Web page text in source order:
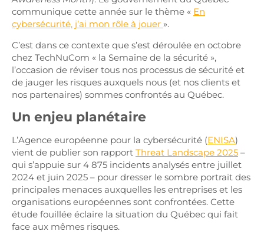
communique cette année sur le thème « En
cybersécurité, j’ai mon rôle à jouer ».
C’est dans ce contexte que s’est déroulée en octobre
chez TechNuCom « la Semaine de la sécurité »,
l’occasion de réviser tous nos processus de sécurité et
de jauger les risques auxquels nous (et nos clients et
nos partenaires) sommes confrontés au Québec.
Un enjeu planétaire
L’Agence européenne pour la cybersécurité (ENISA)
vient de publier son rapport Threat Landscape 2025 –
qui s’appuie sur 4 875 incidents analysés entre juillet
2024 et juin 2025 – pour dresser le sombre portrait des
principales menaces auxquelles les entreprises et les
organisations européennes sont confrontées. Cette
étude fouillée éclaire la situation du Québec qui fait
face aux mêmes risques.